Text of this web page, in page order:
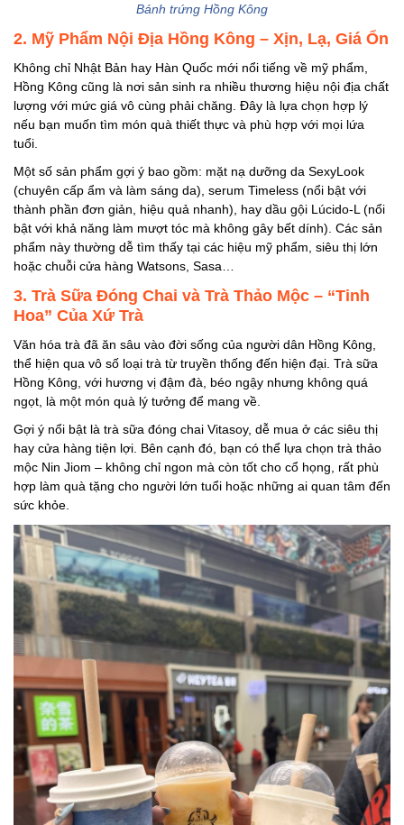
Bánh trứng Hồng Kông
2. Mỹ Phẩm Nội Địa Hồng Kông – Xịn, Lạ, Giá Ổn
Không chỉ Nhật Bản hay Hàn Quốc mới nổi tiếng về mỹ phẩm,
Hồng Kông cũng là nơi sản sinh ra nhiều thương hiệu nội địa chất
lượng với mức giá vô cùng phải chăng. Đây là lựa chọn hợp lý
nếu bạn muốn tìm món quà thiết thực và phù hợp với mọi lứa
tuổi.
Một số sản phẩm gợi ý bao gồm: mặt nạ dưỡng da SexyLook
(chuyên cấp ẩm và làm sáng da), serum Timeless (nổi bật với
thành phần đơn giản, hiệu quả nhanh), hay dầu gội Lúcido-L (nổi
bật với khả năng làm mượt tóc mà không gây bết dính). Các sản
phẩm này thường dễ tìm thấy tại các hiệu mỹ phẩm, siêu thị lớn
hoặc chuỗi cửa hàng Watsons, Sasa…
3. Trà Sữa Đóng Chai và Trà Thảo Mộc – “Tinh
Hoa” Của Xứ Trà
Văn hóa trà đã ăn sâu vào đời sống của người dân Hồng Kông,
thể hiện qua vô số loại trà từ truyền thống đến hiện đại. Trà sữa
Hồng Kông, với hương vị đậm đà, béo ngậy nhưng không quá
ngọt, là một món quà lý tưởng để mang về.
Gợi ý nổi bật là trà sữa đóng chai Vitasoy, dễ mua ở các siêu thị
hay cửa hàng tiện lợi. Bên cạnh đó, bạn có thể lựa chọn trà thảo
mộc Nin Jiom – không chỉ ngon mà còn tốt cho cổ họng, rất phù
hợp làm quà tặng cho người lớn tuổi hoặc những ai quan tâm đến
sức khỏe.